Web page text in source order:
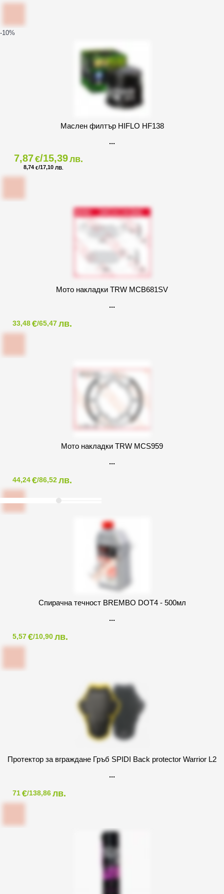
-10%
Маслен филтър HIFLO HF138
7,87€/15,39лв.
8,74 €/17,10 ЛВ.
Мото накладки TRW MCB681SV
33,48€/65,47лв.
Мото накладки TRW MCS959
44,24€/86,52лв.
Спирачна течност BREMBO DOT4 - 500мл
5,57€/10,90лв.
Протектор за вграждане Гръб SPIDI Back protector Warrior L2
71€/138,86лв.